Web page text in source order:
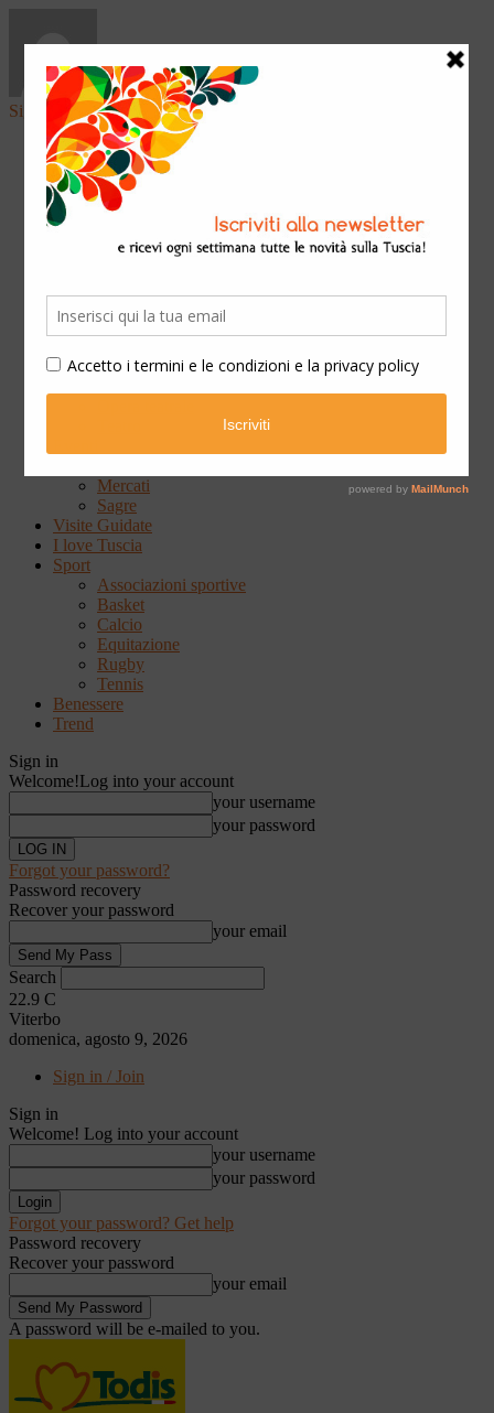
Sign in
Home
Arte & Cultura
Classica
Convegni
Libri
Qui Ateneo
Scuola e Formazione
Cinema
Mercati
Sagre
Visite Guidate
I love Tuscia
Sport
Associazioni sportive
Basket
Calcio
Equitazione
Rugby
Tennis
Benessere
Trend
Sign in
Welcome!Log into your account
your username
your password
Forgot your password?
Password recovery
Recover your password
your email
Search
22.9 C
Viterbo
domenica, agosto 9, 2026
Sign in / Join
Sign in
Welcome! Log into your account
your username
your password
Forgot your password? Get help
Password recovery
Recover your password
your email
A password will be e-mailed to you.